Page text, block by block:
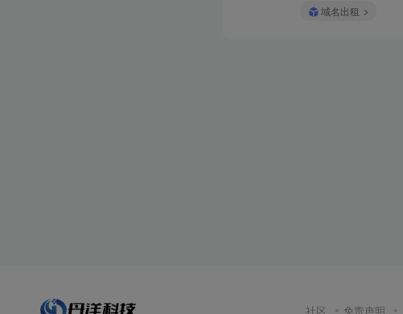
域名出租
社区 免责声明